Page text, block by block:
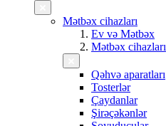
Mətbəx cihazları
Ev və Mətbəx
Mətbəx cihazları
Qəhvə aparatları
Tosterlər
Çaydanlar
Şirəçəkənlər